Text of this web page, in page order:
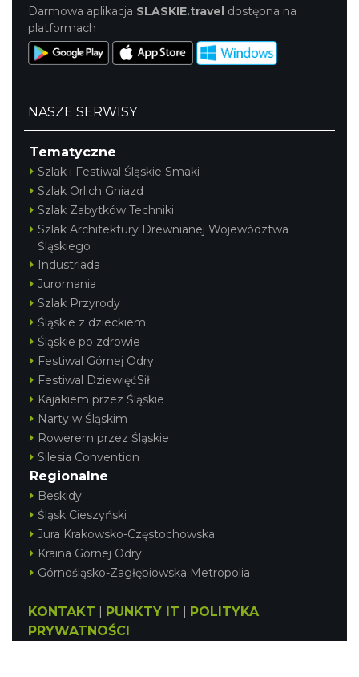
Darmowa aplikacja SLASKIE.travel dostępna na
platformach
NASZE SERWISY
Tematyczne
Szlak i Festiwal Śląskie Smaki
Szlak Orlich Gniazd
Szlak Zabytków Techniki
Szlak Architektury Drewnianej Województwa
Śląskiego
Industriada
Juromania
Szlak Przyrody
Śląskie z dzieckiem
Śląskie po zdrowie
Festiwal Górnej Odry
Festiwal DziewięćSił
Kajakiem przez Śląskie
Narty w Śląskim
Rowerem przez Śląskie
Silesia Convention
Regionalne
Beskidy
Śląsk Cieszyński
Jura Krakowsko-Częstochowska
Kraina Górnej Odry
Górnośląsko-Zagłębiowska Metropolia
KONTAKT PUNKTY IT
POLITYKA
PRYWATNOŚCI